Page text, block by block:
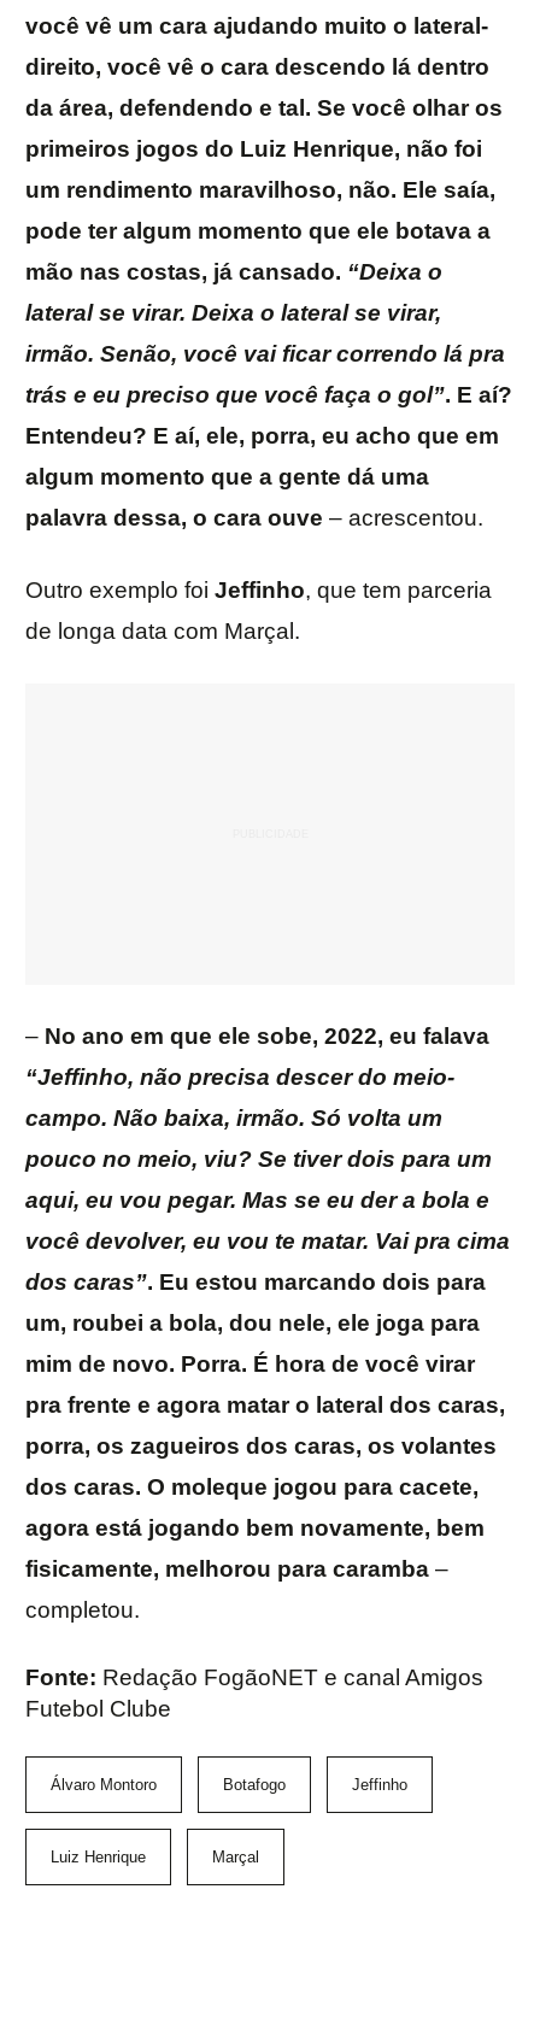
você vê um cara ajudando muito o lateral-
direito, você vê o cara descendo lá dentro
da área, defendendo e tal. Se você olhar os
primeiros jogos do Luiz Henrique, não foi
um rendimento maravilhoso, não. Ele saía,
pode ter algum momento que ele botava a
mão nas costas, já cansado. “Deixa o
lateral se virar. Deixa o lateral se virar,
irmão. Senão, você vai ficar correndo lá pra
trás e eu preciso que você faça o gol”. E aí?
Entendeu? E aí, ele, porra, eu acho que em
algum momento que a gente dá uma
palavra dessa, o cara ouve – acrescentou.
Outro exemplo foi Jeffinho, que tem parceria
de longa data com Marçal.
– No ano em que ele sobe, 2022, eu falava
“Jeffinho, não precisa descer do meio-
campo. Não baixa, irmão. Só volta um
pouco no meio, viu? Se tiver dois para um
aqui, eu vou pegar. Mas se eu der a bola e
você devolver, eu vou te matar. Vai pra cima
dos caras”. Eu estou marcando dois para
um, roubei a bola, dou nele, ele joga para
mim de novo. Porra. É hora de você virar
pra frente e agora matar o lateral dos caras,
porra, os zagueiros dos caras, os volantes
dos caras. O moleque jogou para cacete,
agora está jogando bem novamente, bem
fisicamente, melhorou para caramba –
completou.
Fonte: Redação FogãoNET e canal Amigos
Futebol Clube
Álvaro Montoro Botafogo Jeffinho
Luiz Henrique Marçal